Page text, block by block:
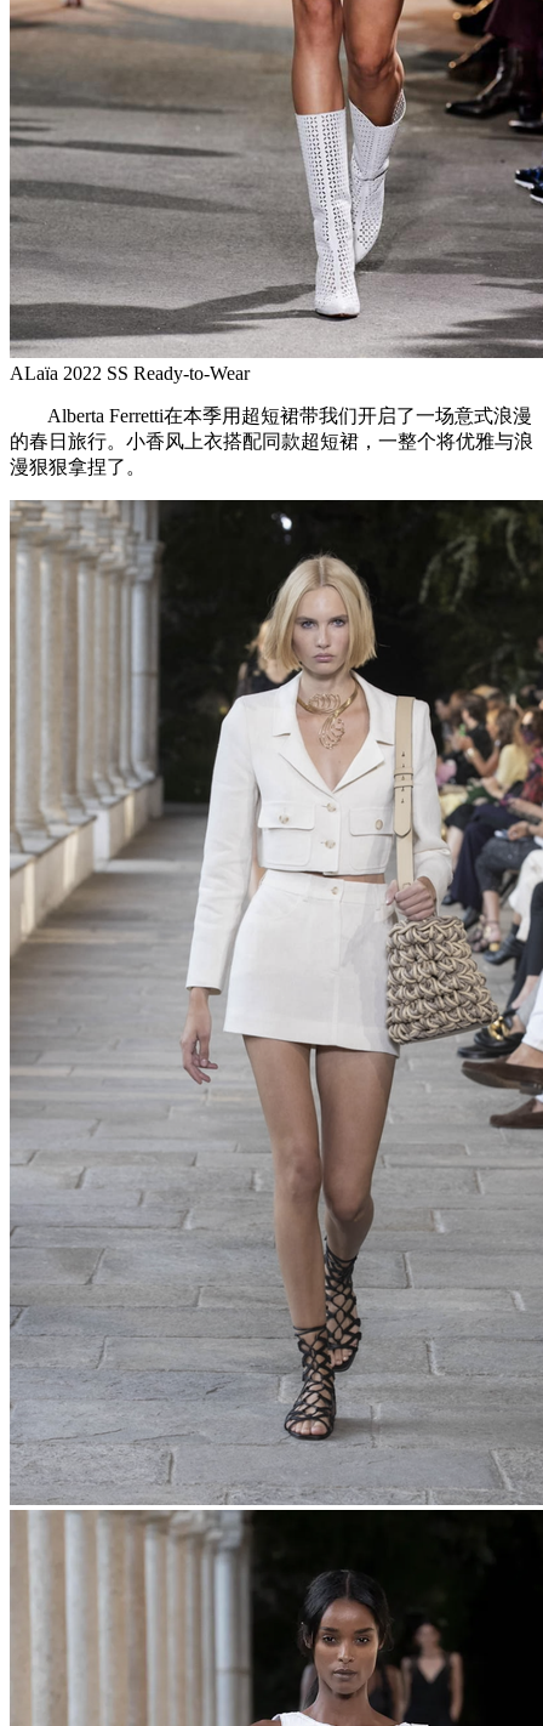
ALaïa 2022 SS Ready-to-Wear
Alberta Ferretti在本季用超短裙带我们开启了一场意式浪漫
的春日旅行。小香风上衣搭配同款超短裙，一整个将优雅与浪
漫狠狠拿捏了。